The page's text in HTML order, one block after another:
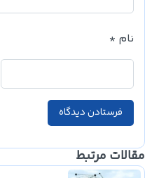
نام *
مقالات مرتبط